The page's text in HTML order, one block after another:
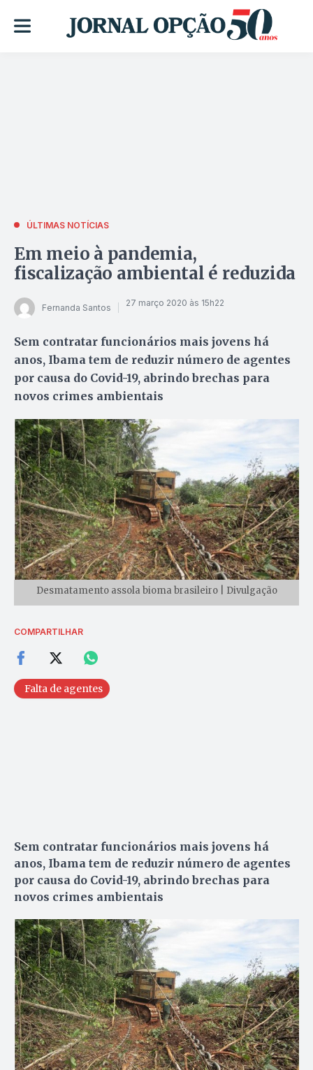
ÚLTIMAS NOTÍCIAS
Em meio à pandemia,
fiscalização ambiental é reduzida
Fernanda Santos 27 março 2020 às 15h22
Sem contratar funcionários mais jovens há
anos, Ibama tem de reduzir número de agentes
por causa do Covid-19, abrindo brechas para
novos crimes ambientais
Desmatamento assola bioma brasileiro | Divulgação
COMPARTILHAR
Falta de agentes
Sem contratar funcionários mais jovens há
anos, Ibama tem de reduzir número de agentes
por causa do Covid-19, abrindo brechas para
novos crimes ambientais